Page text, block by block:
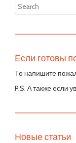
Если готовы
То напишите
P.S. А также если
Новые статьи